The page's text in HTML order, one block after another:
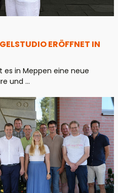
ERÖFFNET IN
es in Meppen eine neue
und ...